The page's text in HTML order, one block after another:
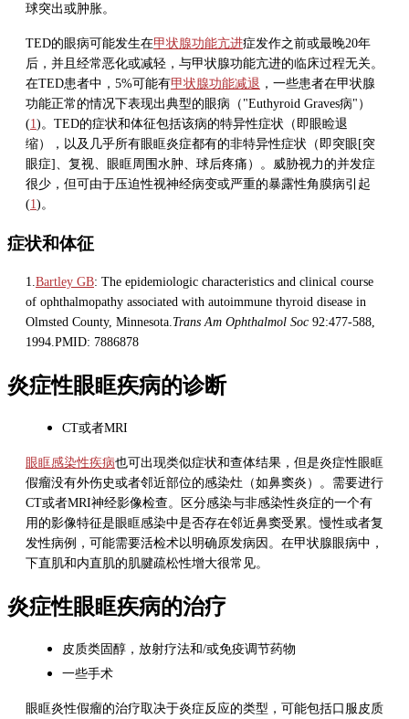
球突出或肿胀。
TED的眼病可能发生在甲状腺功能亢进症发作之前或最晚20年
后，并且经常恶化或减轻，与甲状腺功能亢进的临床过程无关。
在TED患者中，5%可能有甲状腺功能减退 ，一些患者在甲状腺
功能正常的情况下表现出典型的眼病（"Euthyroid Graves病"）
(1 )。TED的症状和体征包括该病的特异性症状（即眼睑退
缩），以及几乎所有眼眶炎症都有的非特异性症状（即突眼[突
眼症]、复视、眼眶周围水肿、球后疼痛）。威胁视力的并发症
很少，但可由于压迫性视神经病变或严重的暴露性角膜病引起
(1 )。
症状和体征
1.Bartley GB: The epidemiologic characteristics and clinical course
of ophthalmopathy associated with autoimmune thyroid disease in
Olmsted County, Minnesota.Trans Am Ophthalmol Soc 92:477-588,
1994.PMID: 7886878
炎症性眼眶疾病的诊断
CT或者MRI
眼眶感染性疾病也可出现类似症状和查体结果，但是炎症性眼眶
假瘤没有外伤史或者邻近部位的感染灶（如鼻窦炎）。需要进行
CT或者MRI神经影像检查。区分感染与非感染性炎症的一个有
用的影像特征是眼眶感染中是否存在邻近鼻窦受累。慢性或者复
发性病例，可能需要活检术以明确原发病因。在甲状腺眼病中，
下直肌和内直肌的肌腱疏松性增大很常见。
炎症性眼眶疾病的治疗
皮质类固醇，放射疗法和/或免疫调节药物
一些手术
眼眶炎性假瘤的治疗取决于炎症反应的类型，可能包括口服皮质